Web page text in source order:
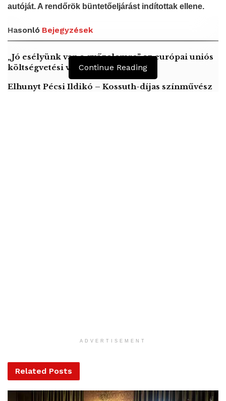
autóját. A rendőrök büntetőeljárást indítottak ellene.
Hasonló Bejegyzések
„Jó esélyünk van a győzelemre” az európai uniós
költségvetési vitában
Elhunyt Pécsi Ildikó – Kossuth-díjas színművész
Continue Reading
ADVERTISEMENT
Related Posts